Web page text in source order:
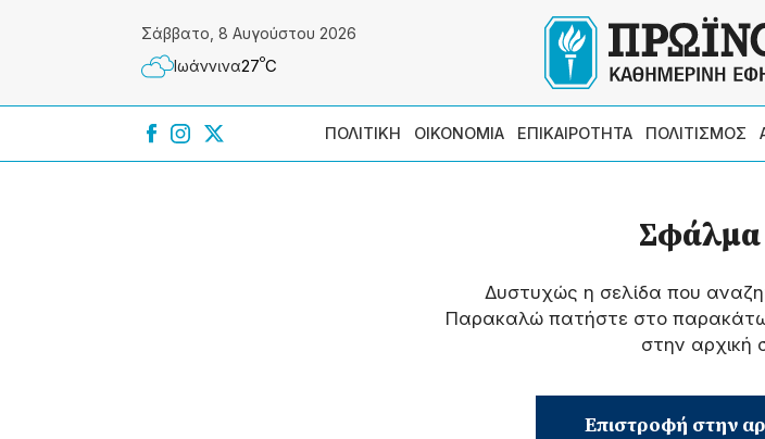
Σάββατο, 8 Αυγούστου 2026
Ιωάννɩνα27ºC
ΠΟΛΙΤΙΚΗ ΟΙΚΟΝΟΜΙΑ ΕΠΙΚΑΙΡΟΤΗΤΑ ΠΟΛΙΤΙΣΜΟΣ
Σφάλμα
Δυστυχώς η σελίδα που
Παρακαλώ πατήστε στο παρακάτω
στην αρχική
Επιστροφή στην